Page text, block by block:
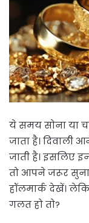
ये समय सोना या
जाता है। दिवाली
जाती है। इसलिए
तो आपने जरूर सुना
हॉलमार्क देखें।
गलत हो तो?